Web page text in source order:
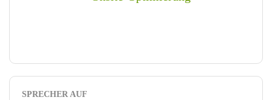
SPRECHER AUF